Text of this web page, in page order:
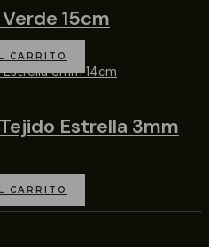
15cm
CARRITO
Estrella 3mm
CARRITO